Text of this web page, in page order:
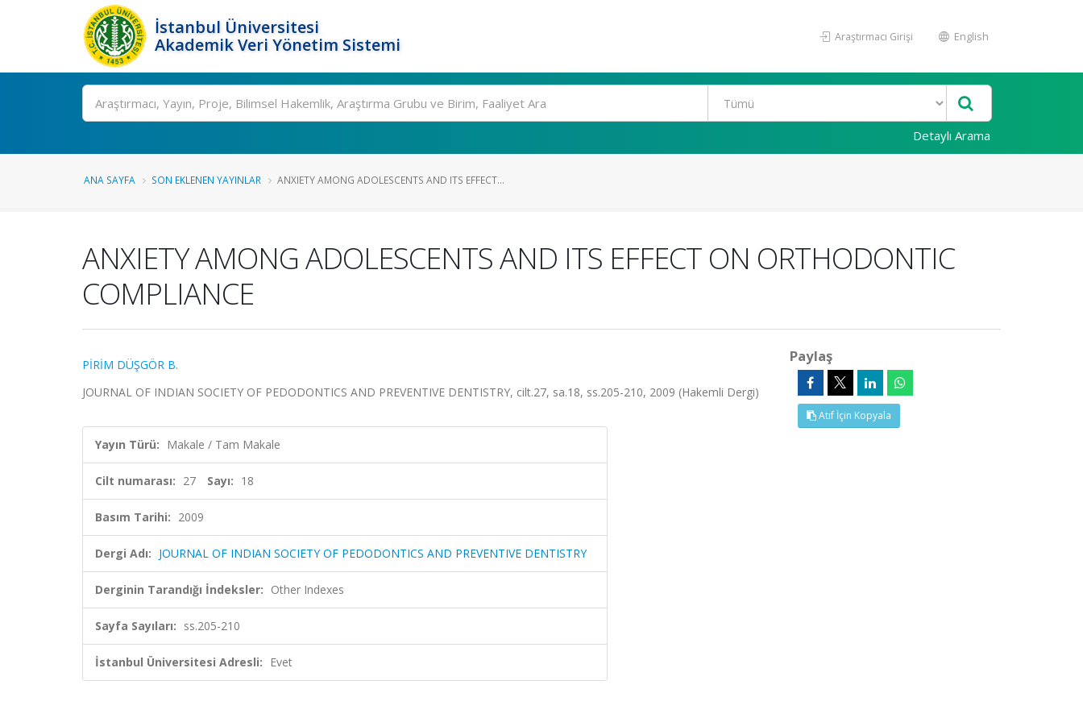
İstanbul Üniversitesi
Akademik Veri Yönetim Sistemi
Araştırmacı Girişi English
Ara
Detaylı Arama
ANA SAYFA SON EKLENEN YAYINLAR ANXIETY AMONG ADOLESCENTS AND ITS EFFECT...
ANXIETY AMONG ADOLESCENTS AND ITS EFFECT ON ORTHODONTIC
COMPLIANCE
PİRİM DÜŞGÖR B.
JOURNAL OF INDIAN SOCIETY OF PEDODONTICS AND PREVENTIVE DENTISTRY, cilt.27, sa.18, ss.205-210, 2009 (Hakemli Dergi)
Yayın Türü: Makale / Tam Makale
Cilt numarası: 27 Sayı: 18
Basım Tarihi: 2009
Dergi Adı: JOURNAL OF INDIAN SOCIETY OF PEDODONTICS AND PREVENTIVE DENTISTRY
Derginin Tarandığı İndeksler: Other Indexes
Sayfa Sayıları: ss.205-210
İstanbul Üniversitesi Adresli: Evet
Paylaş
Atıf İçin Kopyala